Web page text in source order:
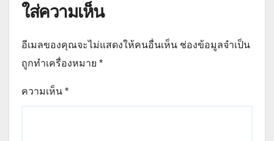
ใส่ความเห็น
อีเมลของคุณจะไม่แสดงให้คนอื่นเห็น ช่องข้อมูลจำเป็น
ถูกทำเครื่องหมาย *
ความเห็น *